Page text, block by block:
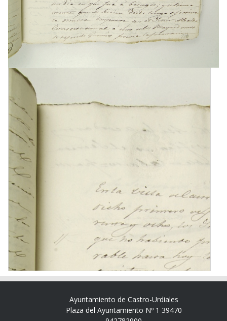
Ayuntamiento de Castro-Urdiales
Plaza del Ayuntamiento Nº 1 39470